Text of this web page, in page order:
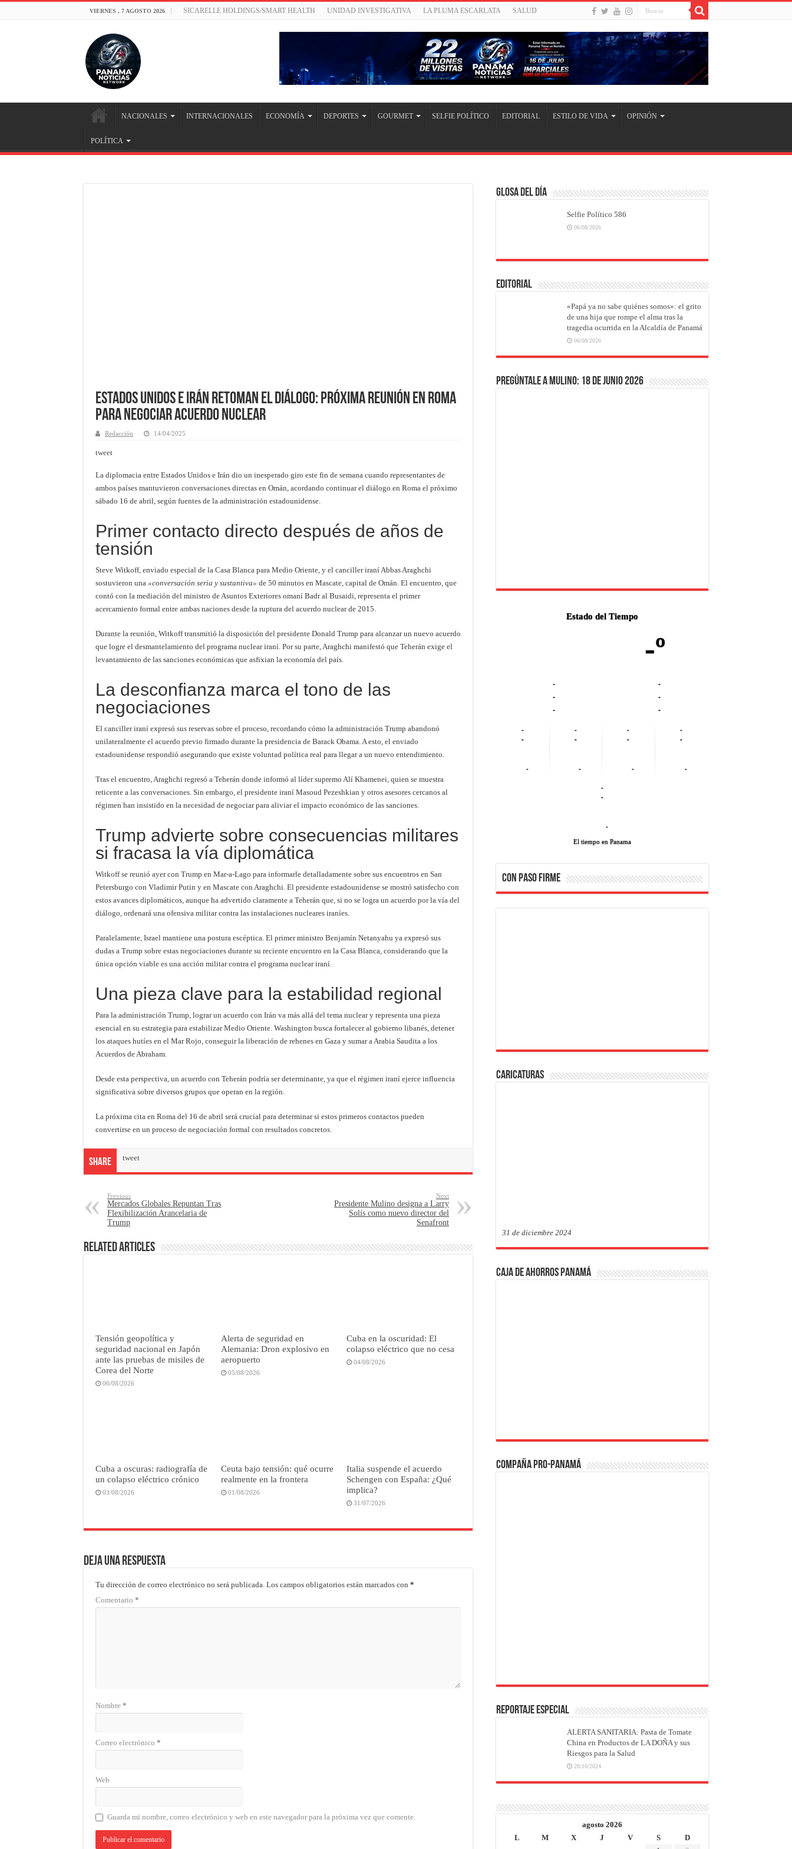
VIERNES , 7 AGOSTO 2026 SICARELLE HOLDINGS/SMART HEALTH UNIDAD INVESTIGATIVA LA PLUMA ESCARLATA SALUD
NACIONALES INTERNACIONALES ECONOMÍA DEPORTES GOURMET SELFIE POLÍTICO EDITORIAL ESTILO DE VIDA OPINIÓN
POLÍTICA
Estados Unidos e Irán retoman el diálogo: próxima reunión en Roma
para negociar acuerdo nuclear
Redacción 14/04/2025
tweet
La diplomacia entre Estados Unidos e Irán dio un inesperado giro este fin de semana cuando representantes de
ambos países mantuvieron conversaciones directas en Omán, acordando continuar el diálogo en Roma el próximo
sábado 16 de abril, según fuentes de la administración estadounidense.
Primer contacto directo después de años de
tensión
Steve Witkoff, enviado especial de la Casa Blanca para Medio Oriente, y el canciller iraní Abbas Araghchi
sostuvieron una «conversación seria y sustantiva» de 50 minutos en Mascate, capital de Omán. El encuentro, que
contó con la mediación del ministro de Asuntos Exteriores omaní Badr al Busaidi, representa el primer
acercamiento formal entre ambas naciones desde la ruptura del acuerdo nuclear de 2015.
Durante la reunión, Witkoff transmitió la disposición del presidente Donald Trump para alcanzar un nuevo acuerdo
que logre el desmantelamiento del programa nuclear iraní. Por su parte, Araghchi manifestó que Teherán exige el
levantamiento de las sanciones económicas que asfixian la economía del país.
La desconfianza marca el tono de las
negociaciones
El canciller iraní expresó sus reservas sobre el proceso, recordando cómo la administración Trump abandonó
unilateralmente el acuerdo previo firmado durante la presidencia de Barack Obama. A esto, el enviado
estadounidense respondió asegurando que existe voluntad política real para llegar a un nuevo entendimiento.
Tras el encuentro, Araghchi regresó a Teherán donde informó al líder supremo Alí Khamenei, quien se muestra
reticente a las conversaciones. Sin embargo, el presidente iraní Masoud Pezeshkian y otros asesores cercanos al
régimen han insistido en la necesidad de negociar para aliviar el impacto económico de las sanciones.
Trump advierte sobre consecuencias militares
si fracasa la vía diplomática
Witkoff se reunió ayer con Trump en Mar-a-Lago para informarle detalladamente sobre sus encuentros en San
Petersburgo con Vladimir Putin y en Mascate con Araghchi. El presidente estadounidense se mostró satisfecho con
estos avances diplomáticos, aunque ha advertido claramente a Teherán que, si no se logra un acuerdo por la vía del
diálogo, ordenará una ofensiva militar contra las instalaciones nucleares iraníes.
Paralelamente, Israel mantiene una postura escéptica. El primer ministro Benjamín Netanyahu ya expresó sus
dudas a Trump sobre estas negociaciones durante su reciente encuentro en la Casa Blanca, considerando que la
única opción viable es una acción militar contra el programa nuclear iraní.
Una pieza clave para la estabilidad regional
Para la administración Trump, lograr un acuerdo con Irán va más allá del tema nuclear y representa una pieza
esencial en su estrategia para estabilizar Medio Oriente. Washington busca fortalecer al gobierno libanés, detener
los ataques hutíes en el Mar Rojo, conseguir la liberación de rehenes en Gaza y sumar a Arabia Saudita a los
Acuerdos de Abraham.
Desde esta perspectiva, un acuerdo con Teherán podría ser determinante, ya que el régimen iraní ejerce influencia
significativa sobre diversos grupos que operan en la región.
La próxima cita en Roma del 16 de abril será crucial para determinar si estos primeros contactos pueden
convertirse en un proceso de negociación formal con resultados concretos.
Share tweet
Previous
Mercados Globales Repuntan Tras
Flexibilización Arancelaria de
Trump
Next
Presidente Mulino designa a Larry
Solís como nuevo director del
Senafront
Related Articles
Tensión geopolítica y
seguridad nacional en Japón
ante las pruebas de misiles de
Corea del Norte
06/08/2026
Alerta de seguridad en
Alemania: Dron explosivo en
aeropuerto
05/08/2026
Cuba en la oscuridad: El
colapso eléctrico que no cesa
04/08/2026
Cuba a oscuras: radiografía de
un colapso eléctrico crónico
03/08/2026
Ceuta bajo tensión: qué ocurre
realmente en la frontera
01/08/2026
Italia suspende el acuerdo
Schengen con España: ¿Qué
implica?
31/07/2026
Deja una respuesta
Tu dirección de correo electrónico no será publicada. Los campos obligatorios están marcados con *
Comentario *
Nombre *
Correo electrónico *
Web
Guarda mi nombre, correo electrónico y web en este navegador para la próxima vez que comente.
Glosa del Día
Selfie Político 586
06/08/2026
EDITORIAL
«Papá ya no sabe quiénes somos»: el grito
de una hija que rompe el alma tras la
tragedia ocurrida en la Alcaldía de Panamá
06/08/2026
Pregúntale a Mulino: 18 de junio 2026
Estado del Tiempo
-º
-
-
-
-
-
-
-
-
-
-
-
-
-
-
-
-
-
-
-
-
-
El tiempo en Panama
CON PASO FIRME
Caricaturas
31 de diciembre 2024
Caja de Ahorros Panamá
Compaña PRO-Panamá
REPORTAJE ESPECIAL
ALERTA SANITARIA: Pasta de Tomate
China en Productos de LA DOÑA y sus
Riesgos para la Salud
28/10/2024
agosto 2026
L
M X J V S
D